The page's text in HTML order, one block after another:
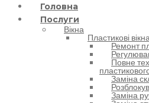
Головна
Послуги
Вікна
Пластикові вікна
Ремонт
Повне
Заміна
Заміна